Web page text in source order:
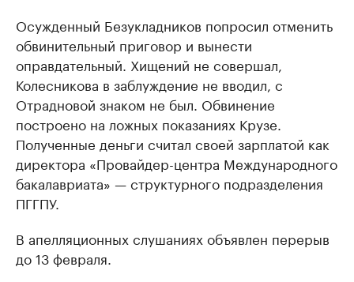
Осужденный Безукладников попросил отменить
обвинительный приговор и вынести
оправдательный. Хищений не совершал,
Колесникова в заблуждение не вводил, с
Отрадновой знаком не был. Обвинение
построено на ложных показаниях Крузе.
Полученные деньги считал своей зарплатой как
директора «Провайдер-центра Международного
бакалавриата» — структурного подразделения
ПГГПУ.
В апелляционных слушаниях объявлен перерыв
до 13 февраля.